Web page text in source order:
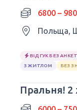
6800 –
Польща,
ВІДГУК БЕЗ
З ЖИТЛОМ
БЕЗ
Пральня! 2